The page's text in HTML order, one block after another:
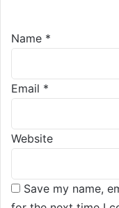
Name *
Email *
Website
Save my name,